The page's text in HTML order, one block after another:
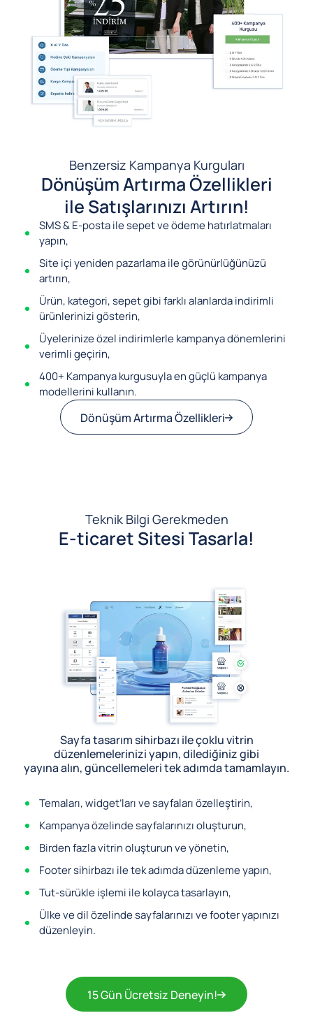
Benzersiz Kampanya Kurguları
Dönüşüm Artırma Özellikleri
ile Satışlarınızı Artırın!
SMS & E-posta ile sepet ve ödeme hatırlatmaları
yapın,
Site içi yeniden pazarlama ile görünürlüğünüzü
artırın,
Ürün, kategori, sepet gibi farklı alanlarda indirimli
ürünlerinizi gösterin,
Üyelerinize özel indirimlerle kampanya dönemlerini
verimli geçirin,
400+ Kampanya kurgusuyla en güçlü kampanya
modellerini kullanın.
Dönüşüm Artırma Özellikleri
Teknik Bilgi Gerekmeden
E-ticaret Sitesi Tasarla!
Sayfa tasarım sihirbazı ile çoklu vitrin
düzenlemelerinizi yapın, dilediğiniz gibi
yayına alın, güncellemeleri tek adımda tamamlayın.
Temaları, widget’ları ve sayfaları özelleştirin,
Kampanya özelinde sayfalarınızı oluşturun,
Birden fazla vitrin oluşturun ve yönetin,
Footer sihirbazı ile tek adımda düzenleme yapın,
Tut-sürükle işlemi ile kolayca tasarlayın,
Ülke ve dil özelinde sayfalarınızı ve footer yapınızı
düzenleyin.
15 Gün Ücretsiz Deneyin!